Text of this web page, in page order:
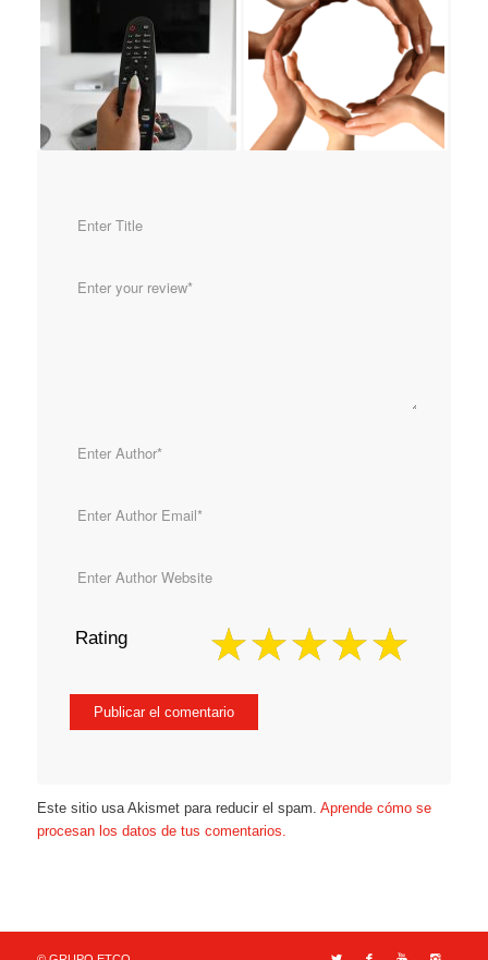
Rating
Este sitio usa Akismet para reducir el spam. Aprende cómo se
procesan los datos de tus comentarios.